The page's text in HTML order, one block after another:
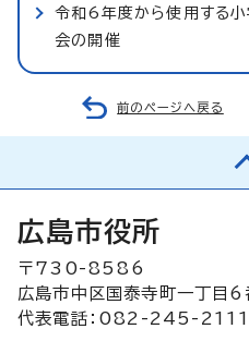
令和6年度から使用する
会の開催
前のページへ戻る
広島市役所
〒730-8586
広島市中区国泰寺町一丁目
代表電話：082-245-2111